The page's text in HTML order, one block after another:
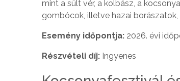
mint a sült vér, a kolbász, a
gombócok, illetve hazai
Esemény időpontja: 2026. évi
Részvételi díj: Ingyenes